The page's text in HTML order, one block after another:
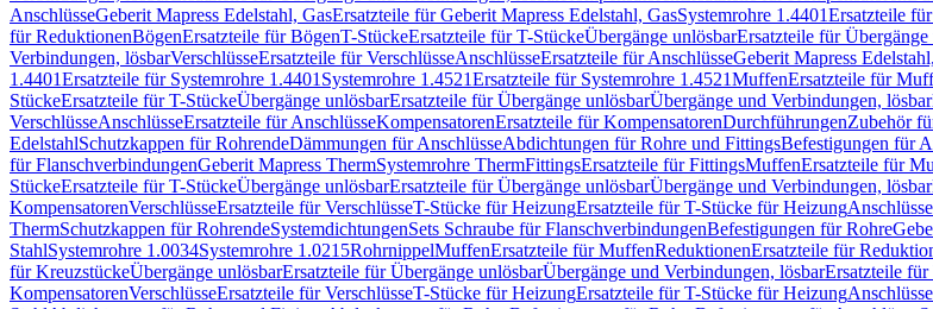
AnschlüsseGeberit Mapress Edelstahl, GasErsatzteile für Geberit Mapress Edelstahl, GasSystemrohre 1.4401Ersatzteile
für ReduktionenBögenErsatzteile für BögenT-StückeErsatzteile für T-StückeÜbergänge unlösbarErsatzteile für Übergänge
Verbindungen, lösbarVerschlüsseErsatzteile für VerschlüsseAnschlüsseErsatzteile für AnschlüsseGeberit Mapress
1.4401Ersatzteile für Systemrohre 1.4401 Systemrohre 1.4521Ersatzteile für Systemrohre 1.4521MuffenErsatzteile für
StückeErsatzteile für T-StückeÜbergänge unlösbarErsatzteile für Übergänge unlösbarÜbergänge und Verbindungen, lösbar
VerschlüsseAnschlüsseErsatzteile für AnschlüsseKompensatorenErsatzteile für KompensatorenDurchführungenZubehör
EdelstahlSchutzkappen für RohrendeDämmungen für AnschlüsseAbdichtungen für Rohre und FittingsBefestigungen für
für FlanschverbindungenGeberit Mapress ThermSystemrohre ThermFittingsErsatzteile für FittingsMuffenErsatzteile für
StückeErsatzteile für T-StückeÜbergänge unlösbarErsatzteile für Übergänge unlösbarÜbergänge und Verbindungen, lösbar
KompensatorenVerschlüsseErsatzteile für VerschlüsseT-Stücke für HeizungErsatzteile für T-Stücke für Heizung
ThermSchutzkappen für RohrendeSystemdichtungenSets Schraube für FlanschverbindungenBefestigungen für Rohre
StahlSystemrohre 1.0034Systemrohre 1.0215RohrnippelMuffenErsatzteile für MuffenReduktionenErsatzteile für
für KreuzstückeÜbergänge unlösbarErsatzteile für Übergänge unlösbarÜbergänge und Verbindungen, lösbarErsatzteile
KompensatorenVerschlüsseErsatzteile für VerschlüsseT-Stücke für HeizungErsatzteile für T-Stücke für Heizung